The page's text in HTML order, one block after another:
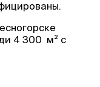
4 300 м² с